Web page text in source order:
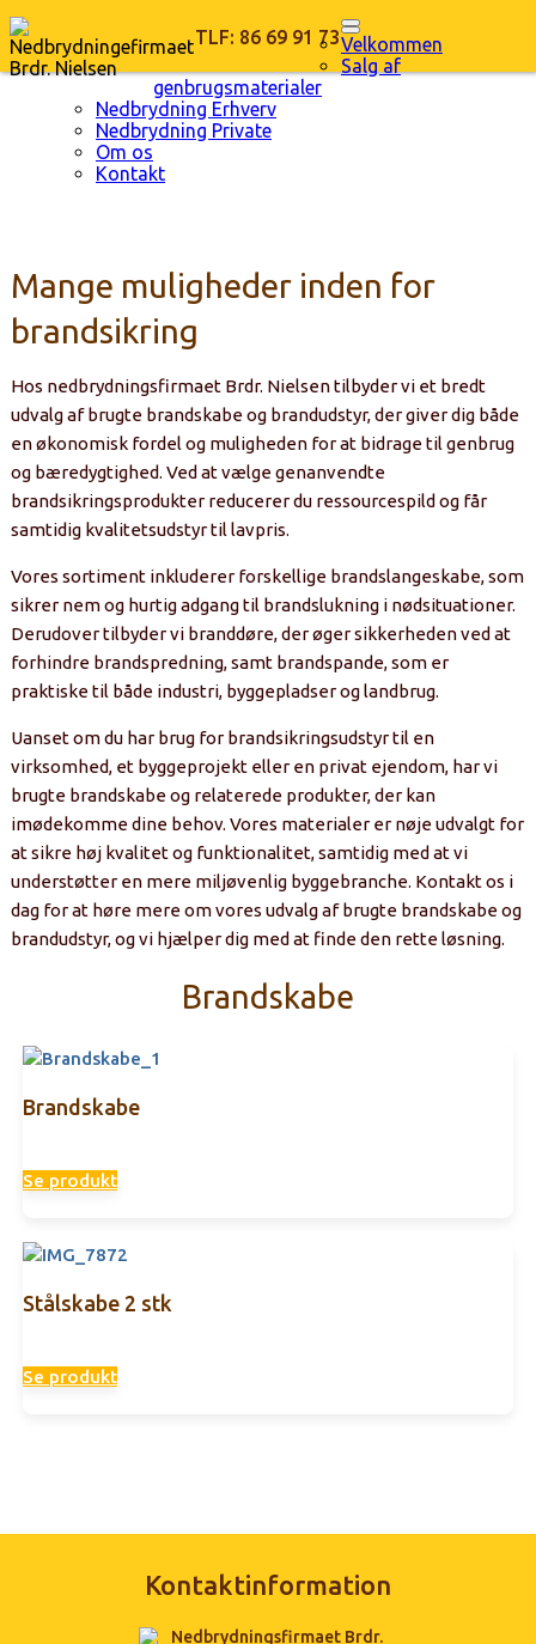
TLF: 86 69 91 73Velkommen
Salg af
genbrugsmaterialer
Nedbrydning Erhverv
Nedbrydning Private
Om os
Kontakt
Mange muligheder inden for
brandsikring
Hos nedbrydningsfirmaet Brdr. Nielsen tilbyder vi et bredt
udvalg af brugte brandskabe og brandudstyr, der giver dig både
en økonomisk fordel og muligheden for at bidrage til genbrug
og bæredygtighed. Ved at vælge genanvendte
brandsikringsprodukter reducerer du ressourcespild og får
samtidig kvalitetsudstyr til lavpris.
Vores sortiment inkluderer forskellige brandslangeskabe, som
sikrer nem og hurtig adgang til brandslukning i nødsituationer.
Derudover tilbyder vi branddøre, der øger sikkerheden ved at
forhindre brandspredning, samt brandspande, som er
praktiske til både industri, byggepladser og landbrug.
Uanset om du har brug for brandsikringsudstyr til en
virksomhed, et byggeprojekt eller en privat ejendom, har vi
brugte brandskabe og relaterede produkter, der kan
imødekomme dine behov. Vores materialer er nøje udvalgt for
at sikre høj kvalitet og funktionalitet, samtidig med at vi
understøtter en mere miljøvenlig byggebranche. Kontakt os i
dag for at høre mere om vores udvalg af brugte brandskabe og
brandudstyr, og vi hjælper dig med at finde den rette løsning.
Brandskabe
Brandskabe
Se produkt
Stålskabe 2 stk
Se produkt
Kontaktinformation